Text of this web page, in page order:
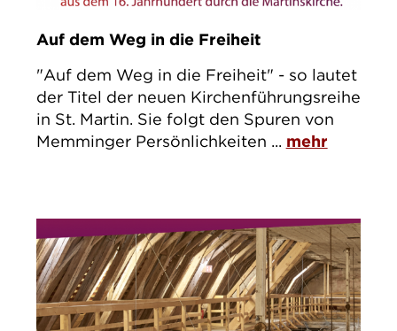
Auf dem Weg in die Freiheit
"Auf dem Weg in die Freiheit" - so lautet
der Titel der neuen Kirchenführungsreihe
in St. Martin. Sie folgt den Spuren von
Memminger Persönlichkeiten ... mehr